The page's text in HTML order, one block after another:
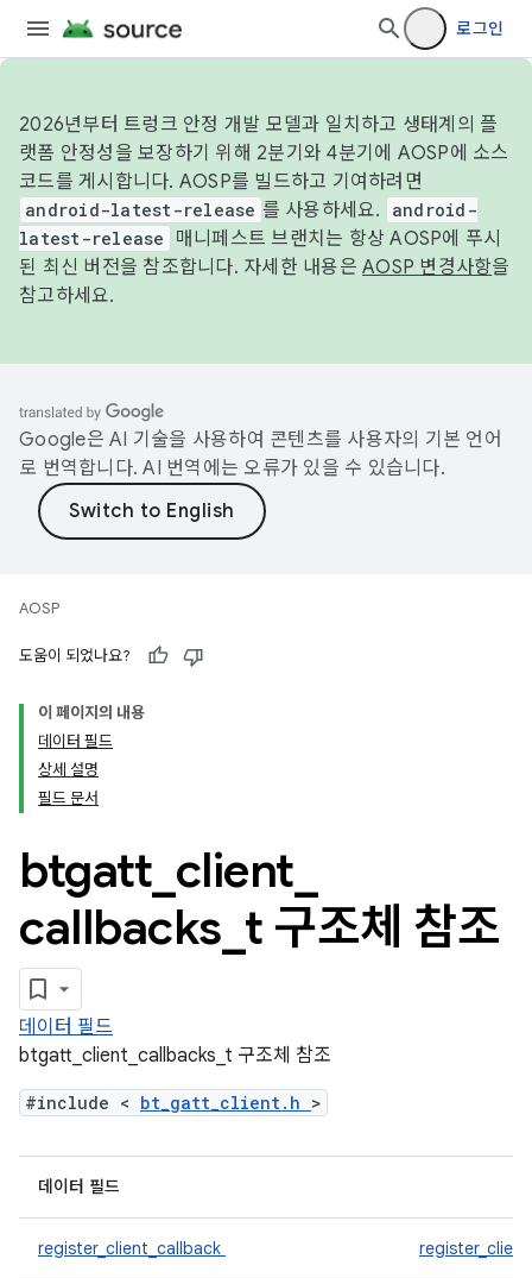
로그인
2026년부터 트렁크 안정 개발 모델과 일치하고 생태계의 플
랫폼 안정성을 보장하기 위해 2분기와 4분기에 AOSP에 소스
코드를 게시합니다. AOSP를 빌드하고 기여하려면
android-latest-release 를 사용하세요.
android-
latest-release
매니페스트 브랜치는 항상 AOSP에 푸시
된 최신 버전을 참조합니다. 자세한 내용은 AOSP 변경사항을
참고하세요.
Google은 AI 기술을 사용하여 콘텐츠를 사용자의 기본 언어
로 번역합니다. AI 번역에는 오류가 있을 수 있습니다.
AOSP
도움이 되었나요?
이 페이지의 내용
데이터 필드
상세 설명
필드 문서
btgatt client
callbacks t 구조체 참조
데이터 필드
btgatt_client_callbacks_t 구조체 참조
#include < bt_gatt_client.h >
데이터 필드
register_client_callback